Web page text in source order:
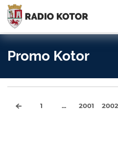
S PONOSOM NOSIMO IME
SVOG GRADA!
Promo Kotor
1 ... 2001 2002